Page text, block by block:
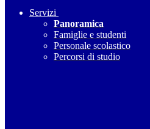
Servizi
Panoramica
Famiglie e studenti
Personale scolastico
Percorsi di studio